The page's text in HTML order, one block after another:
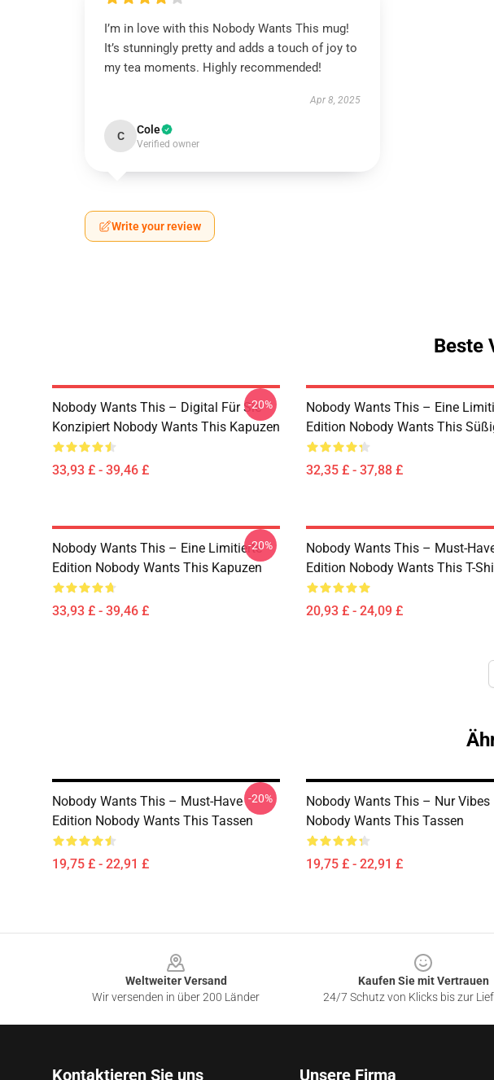
I’m in love with this Nobody Wants This mug!
It’s stunningly pretty and adds a touch of joy to
my tea moments. Highly recommended!
Apr 8, 2025
C Cole
Verified owner
Write your review
Beste
Nobody Wants This – Digital Für Sie
Konzipiert Nobody Wants This Kapuzen
33,93 £ - 39,46 £
-20%
Nobody Wants This – Eine
Edition Nobody Wants This
32,35 £ - 37,88 £
Nobody Wants This – Eine Limitierte
Edition Nobody Wants This Kapuzen
33,93 £ - 39,46 £
-20%
Nobody Wants This – Must-
Edition Nobody Wants This T-
20,93 £ - 24,09 £
Nobody Wants This – Must-Have
Edition Nobody Wants This Tassen
19,75 £ - 22,91 £
-20%
Nobody Wants This – Nur Vibes
Nobody Wants This Tassen
19,75 £ - 22,91 £
Weltweiter Versand
Wir versenden in über 200 Länder
Kaufen Sie mit Vertrauen
24/7 Schutz von Klicks bis zur
Kontaktieren Sie uns Unsere Firma